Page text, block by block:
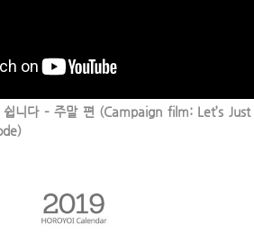
니다 – 주말 편 (Campaign film: Let’s Just